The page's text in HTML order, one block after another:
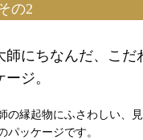
の2
師にちなんだ、こ
ジ。
の縁起物にふさわしい、
パッケージです。